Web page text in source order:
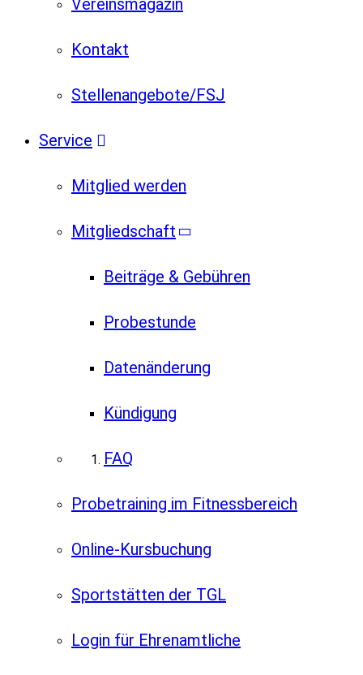
Vereinsmagazin
Kontakt
Stellenangebote/FSJ
Service
Mitglied werden
Mitgliedschaft
Beiträge & Gebühren
Probestunde
Datenänderung
Kündigung
FAQ
Probetraining im Fitnessbereich
Online-Kursbuchung
Sportstätten der TGL
Login für Ehrenamtliche